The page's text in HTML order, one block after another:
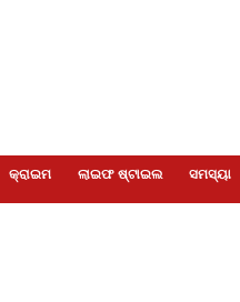
କ୍ରାଇମ ଲାଇଫ ଷ୍ଟାଇଲ ସମସ୍ୟା